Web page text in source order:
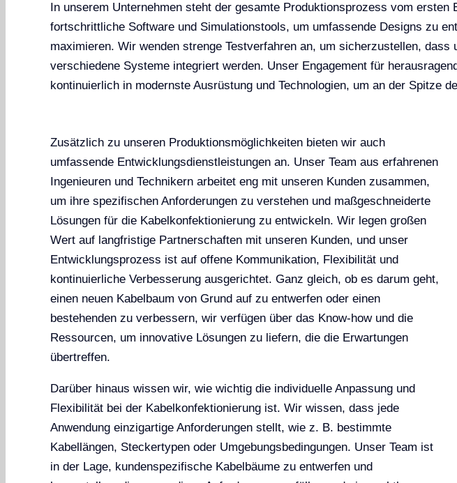
In unserem Unternehmen steht der gesamte Produktionsprozess vom
fortschrittliche Software und Simulationstools, um umfassende Designs zu
maximieren. Wir wenden strenge Testverfahren an, um sicherzustellen,
verschiedene Systeme integriert werden. Unser Engagement für
kontinuierlich in modernste Ausrüstung und Technologien, um an der Spitze
Zusätzlich zu unseren Produktionsmöglichkeiten bieten wir auch
umfassende Entwicklungsdienstleistungen an. Unser Team aus erfahrenen
Ingenieuren und Technikern arbeitet eng mit unseren Kunden zusammen,
um ihre spezifischen Anforderungen zu verstehen und maßgeschneiderte
Lösungen für die Kabelkonfektionierung zu entwickeln. Wir legen großen
Wert auf langfristige Partnerschaften mit unseren Kunden, und unser
Entwicklungsprozess ist auf offene Kommunikation, Flexibilität und
kontinuierliche Verbesserung ausgerichtet. Ganz gleich, ob es darum geht,
einen neuen Kabelbaum von Grund auf zu entwerfen oder einen
bestehenden zu verbessern, wir verfügen über das Know-how und die
Ressourcen, um innovative Lösungen zu liefern, die die Erwartungen
übertreffen.
Darüber hinaus wissen wir, wie wichtig die individuelle Anpassung und
Flexibilität bei der Kabelkonfektionierung ist. Wir wissen, dass jede
Anwendung einzigartige Anforderungen stellt, wie z. B. bestimmte
Kabellängen, Steckertypen oder Umgebungsbedingungen. Unser Team ist
in der Lage, kundenspezifische Kabelbäume zu entwerfen und